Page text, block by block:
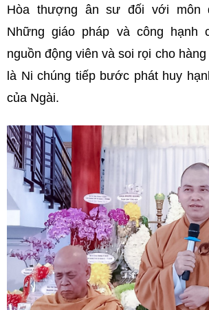
Hòa thượng ân sư đối với môn
Những giáo pháp và công hạnh
nguồn động viên và soi rọi cho
là Ni chúng tiếp bước phát huy
của Ngài.